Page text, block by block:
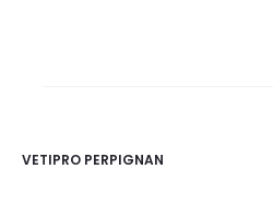
VETIPRO PERPIGNAN